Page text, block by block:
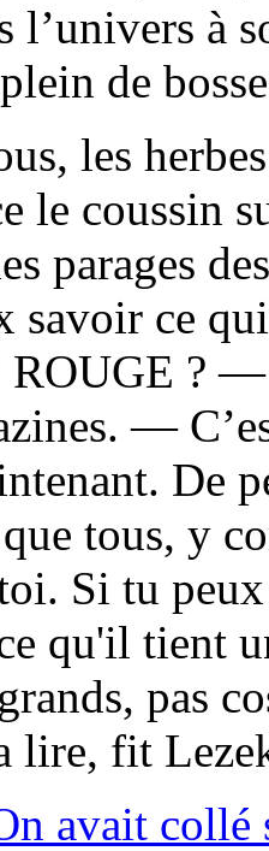
l’univers à
de
les
le coussin
parages
savoir ce
? —
—
De
tous, y
Si tu
qu'il tient
pas
lire, fit
avait collé